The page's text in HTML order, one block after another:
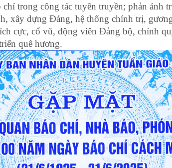
trong công tác tuyên truyền; phản ánh
xây dựng Đảng, hệ thống chính trị,
cực, cổ vũ, động viên Đảng bộ, chính
quê hương.